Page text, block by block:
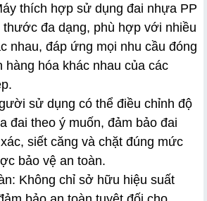
thích hợp sử dụng đai nhựa PP
thước đa dạng, phù hợp với nhiều
nhau, đáp ứng mọi nhu cầu đóng
hàng hóa khác nhau của các
sử dụng có thể điều chỉnh độ
đai theo ý muốn, đảm bảo đai
siết căng và chặt đúng mức
bảo vệ an toàn.
Không chỉ sở hữu hiệu suất